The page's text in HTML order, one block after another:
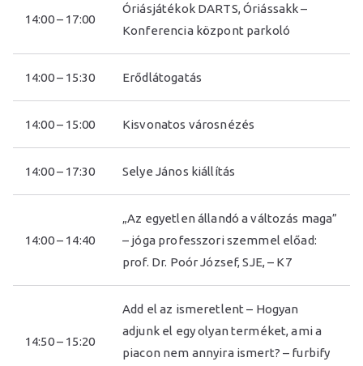
14:00 – 17:00
Óriásjátékok DARTS, Óriássakk –
Konferencia központ parkoló
14:00 – 15:30 Erődlátogatás
14:00 – 15:00 Kisvonatos városnézés
14:00 – 17:30 Selye János kiállítás
14:00 – 14:40
„Az egyetlen állandó a változás maga”
– jóga professzori szemmel előad:
prof. Dr. Poór József, SJE, – K7
14:50 – 15:20
Add el az ismeretlent – Hogyan
adjunk el egy olyan terméket, ami a
piacon nem annyira ismert? – furbify